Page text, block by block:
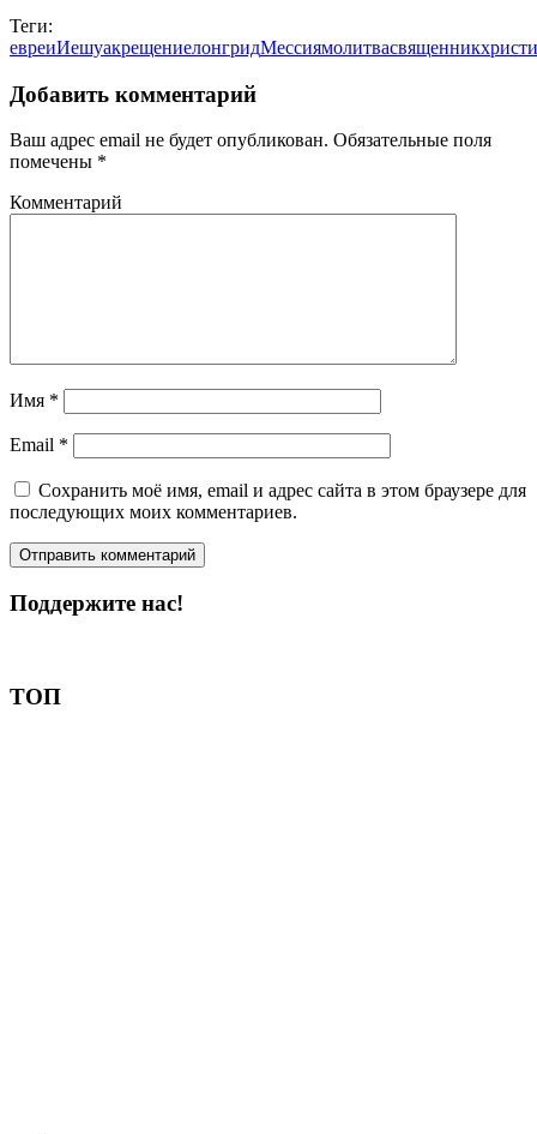
Теги:
евреиИешуакрещениелонгридМессиямолитвасвященник
Добавить комментарий
Ваш адрес email не будет опубликован. Обязательные поля
помечены *
Комментарий
Имя *
Email *
Сохранить моё имя, email и адрес сайта в этом браузере для
последующих моих комментариев.
Поддержите нас!
ТОП